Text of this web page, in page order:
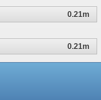
0.21m
0.21m